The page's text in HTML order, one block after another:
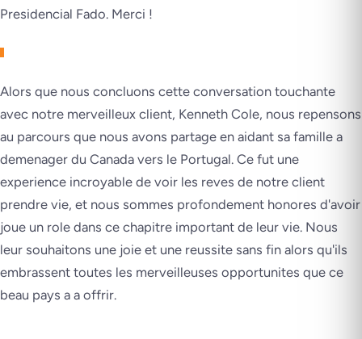
Presidencial Fado. Merci !
Alors que nous concluons cette conversation touchante
avec notre merveilleux client, Kenneth Cole, nous repensons
au parcours que nous avons partage en aidant sa famille a
demenager du Canada vers le Portugal. Ce fut une
experience incroyable de voir les reves de notre client
prendre vie, et nous sommes profondement honores d'avoir
joue un role dans ce chapitre important de leur vie. Nous
leur souhaitons une joie et une reussite sans fin alors qu'ils
embrassent toutes les merveilleuses opportunites que ce
beau pays a a offrir.